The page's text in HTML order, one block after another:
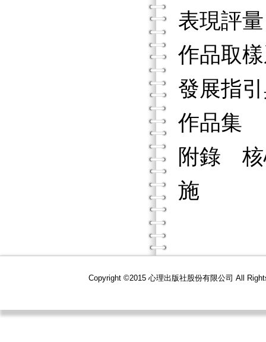
表現評量
作品取
發展指
作品集
附錄 核
施
Copyright ©2015 心理出版社股份有限公司 All